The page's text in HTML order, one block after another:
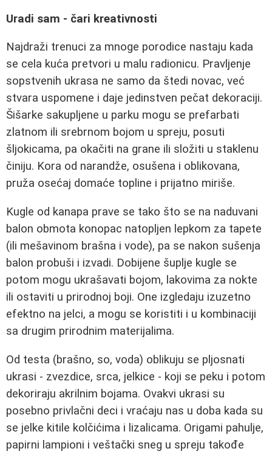
Uradi sam - čari kreativnosti
Najdraži trenuci za mnoge porodice nastaju kada
se cela kuća pretvori u malu radionicu. Pravljenje
sopstvenih ukrasa ne samo da štedi novac, već
stvara uspomene i daje jedinstven pečat dekoraciji.
Šišarke sakupljene u parku mogu se prefarbati
zlatnom ili srebrnom bojom u spreju, posuti
šljokicama, pa okačiti na grane ili složiti u staklenu
činiju. Kora od narandže, osušena i oblikovana,
pruža osećaj domaće topline i prijatno miriše.
Kugle od kanapa prave se tako što se na naduvani
balon obmota konopac natopljen lepkom za tapete
(ili mešavinom brašna i vode), pa se nakon sušenja
balon probuši i izvadi. Dobijene šuplje kugle se
potom mogu ukrašavati bojom, lakovima za nokte
ili ostaviti u prirodnoj boji. One izgledaju izuzetno
efektno na jelci, a mogu se koristiti i u kombinaciji
sa drugim prirodnim materijalima.
Od testa (brašno, so, voda) oblikuju se pljosnati
ukrasi - zvezdice, srca, jelkice - koji se peku i potom
dekoriraju akrilnim bojama. Ovakvi ukrasi su
posebno privlačni deci i vraćaju nas u doba kada su
se jelke kitile kolčićima i lizalicama. Origami pahulje,
papirni lampioni i veštački sneg u spreju takođe